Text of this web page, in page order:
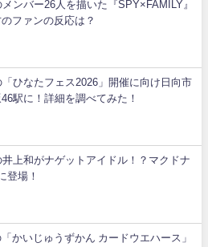
メンバー26人を描いた『SPY×FAMILY』
ファンの反応は？
「ひなたフェス2026」開催に向け日向市
駅に！詳細を調べてみた！
井上和がナゲットアイドル！？マクドナ
登場！
かいじゅうずかん カードウエハース」